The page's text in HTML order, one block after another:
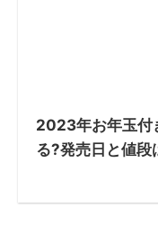
2023年お年玉付
る?発売日と値段